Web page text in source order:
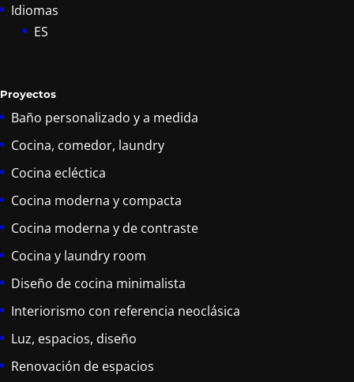
Idiomas
ES
Proyectos
Baño personalizado y a medida
Cocina, comedor, laundry
Cocina ecléctica
Cocina moderna y compacta
Cocina moderna y de contraste
Cocina y laundry room
Diseño de cocina minimalista
Interiorismo con referencia neoclásica
Luz, espacios, diseño
Renovación de espacios